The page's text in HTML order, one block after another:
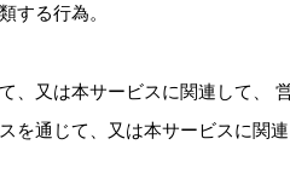
する行為。
又は本サービスに関連して、
通じて、又は本サービスに関